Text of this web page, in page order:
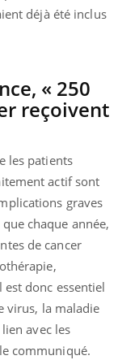
déjà été inclus
« 250
reçoivent
les patients
actif sont
graves
chaque année,
de cancer
donc essentiel
virus, la maladie
avec les
communiqué.